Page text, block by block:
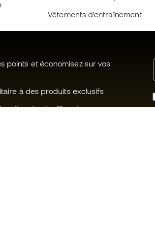
Vêtements d’entraînement
points et économisez sur vos
à des produits exclusifs
d’un demi-million de